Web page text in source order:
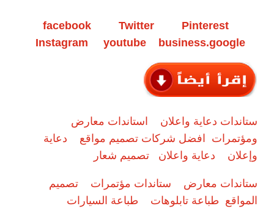
facebook Twitter
Pinterest
Instagram
youtube business.google
ستاندات دعاية واعلان
استاندات معارض
ومؤتمرات
افضل شركات تصميم مواقع
دعاية
وإعلان
دعاية واعلان تصميم شعار
ستاندات معارض ستاندات مؤتمرات
تصميم
المواقع طباعة تابلوهات طباعة السيارات